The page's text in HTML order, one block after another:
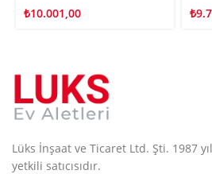
₺10.001,00 ₺
Lüks İnşaat ve Ticaret Ltd. Şti. 1987
yetkili satıcısıdır.